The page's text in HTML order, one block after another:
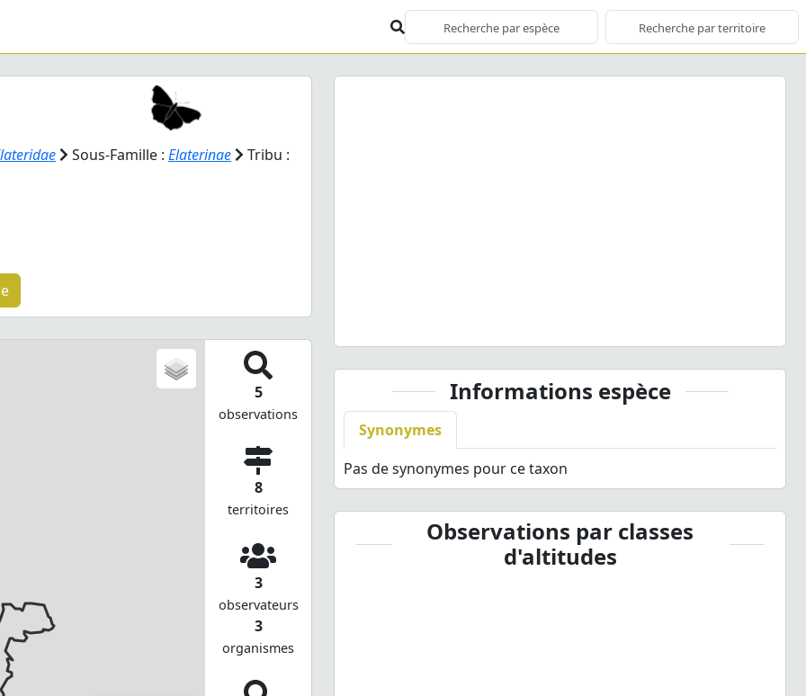
Sous-Famille : Elaterinae Tribu :
5
observations
8
territoires
3
observateurs
3
organismes
Informations espèce
Synonymes
Pas de synonymes pour ce taxon
Observations par classes
d'altitudes